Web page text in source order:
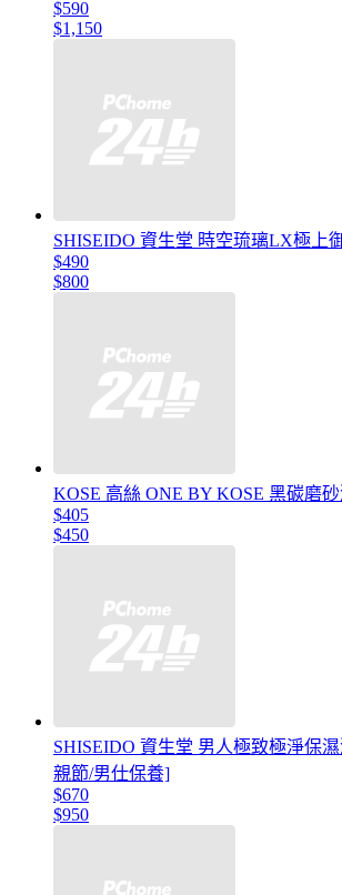
$590
$1,150
SHISEIDO 資生堂 時空琉璃LX極上
$490
$800
KOSE 高絲 ONE BY KOSE 黑碳磨
$405
$450
SHISEIDO 資生堂 男人極致極淨保
親節/男仕保養]
$670
$950